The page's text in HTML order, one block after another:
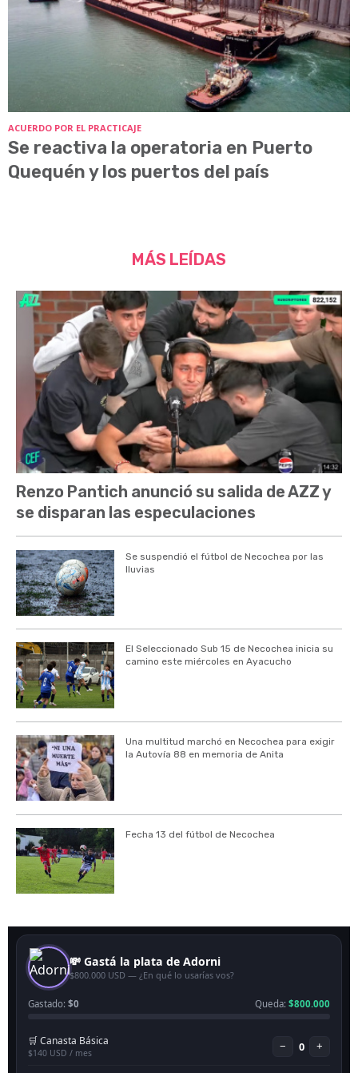
ACUERDO POR EL PRACTICAJE
Se reactiva la operatoria en Puerto
Quequén y los puertos del país
MÁS LEÍDAS
Renzo Pantich anunció su salida de AZZ y
se disparan las especulaciones
Se suspendió el fútbol de Necochea por las
lluvias
El Seleccionado Sub 15 de Necochea inicia su
camino este miércoles en Ayacucho
Una multitud marchó en Necochea para exigir
la Autovía 88 en memoria de Anita
Fecha 13 del fútbol de Necochea